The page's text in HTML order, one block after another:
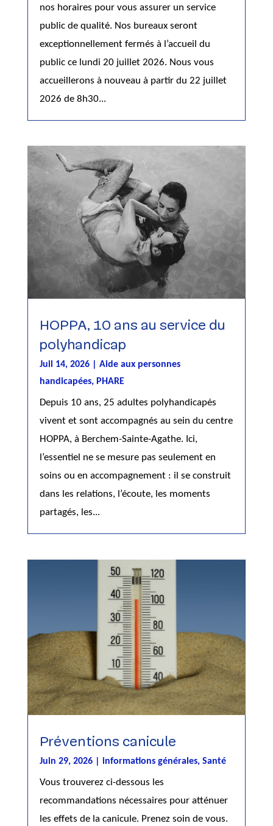
nos horaires pour vous assurer un service
public de qualité. Nos bureaux seront
exceptionnellement fermés à l’accueil du
public ce lundi 20 juillet 2026. Nous vous
accueillerons à nouveau à partir du 22 juillet
2026 de 8h30...
HOPPA, 10 ans au service du
polyhandicap
Juil 14, 2026| Aide aux personnes
handicapées, PHARE
Depuis 10 ans, 25 adultes polyhandicapés
vivent et sont accompagnés au sein du centre
HOPPA, à Berchem-Sainte-Agathe. Ici,
l’essentiel ne se mesure pas seulement en
soins ou en accompagnement : il se construit
dans les relations, l’écoute, les moments
partagés, les...
Préventions canicule
Juin 29, 2026| informations générales, Santé
Vous trouverez ci-dessous les
recommandations nécessaires pour atténuer
les effets de la canicule. Prenez soin de vous.